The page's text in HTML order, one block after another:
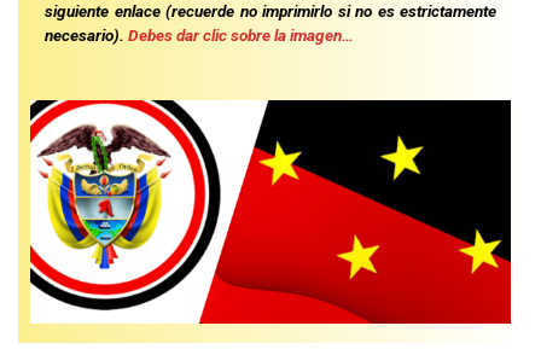
siguiente enlace (recuerde no imprimirlo si no es estrictamente
necesario). Debes dar clic sobre la imagen…